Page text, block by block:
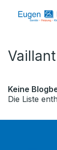
Vaillant
Keine
Die Liste